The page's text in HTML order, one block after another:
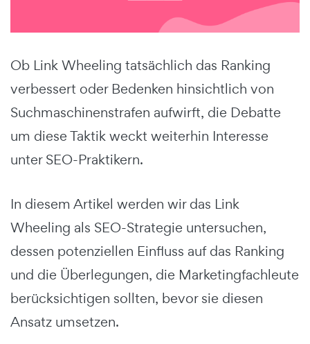
Ob Link Wheeling tatsächlich das Ranking
verbessert oder Bedenken hinsichtlich von
Suchmaschinenstrafen aufwirft, die Debatte
um diese Taktik weckt weiterhin Interesse
unter SEO-Praktikern.
In diesem Artikel werden wir das Link
Wheeling als SEO-Strategie untersuchen,
dessen potenziellen Einfluss auf das Ranking
und die Überlegungen, die Marketingfachleute
berücksichtigen sollten, bevor sie diesen
Ansatz umsetzen.